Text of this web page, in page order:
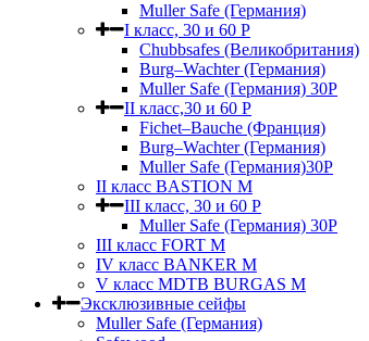
Muller Safe (Германия)
I класс, 30 и 60 P
Chubbsafes (Великобритания)
Burg–Wachter (Германия)
Muller Safe (Германия) 30Р
II класс,30 и 60 P
Fichet–Bauche (Франция)
Burg–Wachter (Германия)
Muller Safe (Германия)30P
II класс BASTION M
III класс, 30 и 60 P
Muller Safe (Германия) 30Р
III класс FORT M
IV класс BANKER M
V класс МDTB BURGAS M
Эксклюзивные сейфы
Muller Safe (Германия)